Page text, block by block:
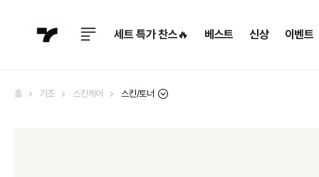
세트 특가 찬스🔥 베스트 신상 이벤트
홈 기초 스킨케어 스킨/토너